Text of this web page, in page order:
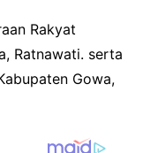
Rakyat
Ratnawati. serta
Gowa,